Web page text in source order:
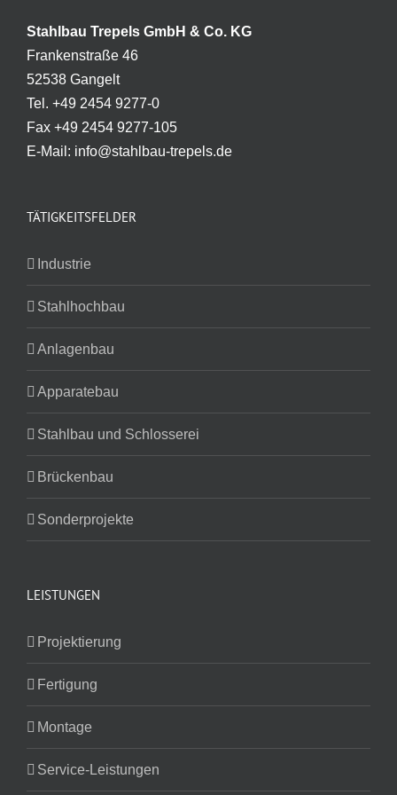
Stahlbau Trepels GmbH & Co. KG
Frankenstraße 46
52538 Gangelt
Tel. +49 2454 9277-0
Fax +49 2454 9277-105
E-Mail: info@stahlbau-trepels.de
TÄTIGKEITSFELDER
Industrie
Stahlhochbau
Anlagenbau
Apparatebau
Stahlbau und Schlosserei
Brückenbau
Sonderprojekte
LEISTUNGEN
Projektierung
Fertigung
Montage
Service-Leistungen